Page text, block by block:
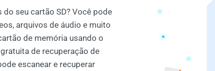
do seu cartão SD? Você pode
arquivos de áudio e muito
de memória usando o
de recuperação de
escanear e recuperar